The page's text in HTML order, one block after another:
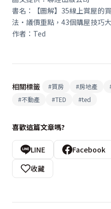
書名：【圖解】35線上賞屋的
法‧議價重點，43個購屋技巧大
作者：Ted
相關標籤 #買房 #房地產
#不動產 #TED #ted
喜歡這篇文章嗎?
LINE Facebook
收藏